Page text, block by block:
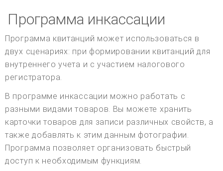
Программа инкассации
Программа квитанций может использоваться в
двух сценариях: при формировании квитанций для
внутреннего учета и с участием налогового
регистратора.
В программе инкассации можно работать с
разными видами товаров. Вы можете хранить
карточки товаров для записи различных свойств, а
также добавлять к этим данным фотографии.
Программа позволяет организовать быстрый
доступ к необходимым функциям.